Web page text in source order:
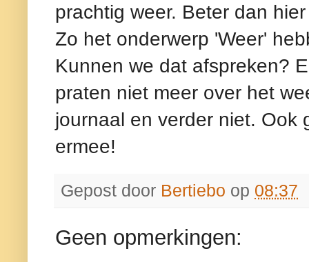
prachtig weer. Beter dan
Zo het onderwerp 'Weer'
Kunnen we dat afspreken?
praten niet meer over het
journaal en verder niet. Ook
ermee!
Gepost door Bertiebo op 08:37
Geen opmerkingen: